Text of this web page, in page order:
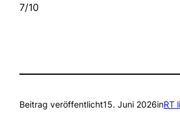
7/10
Beitrag veröffentlicht15. Juni 2026inRT